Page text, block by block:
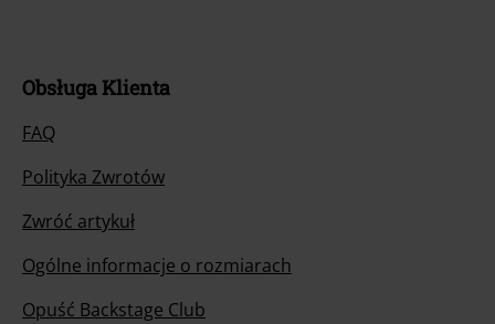
Obsługa Klienta
FAQ
Polityka Zwrotów
Zwróć artykuł
Ogólne informacje o rozmiarach
Opuść Backstage Club